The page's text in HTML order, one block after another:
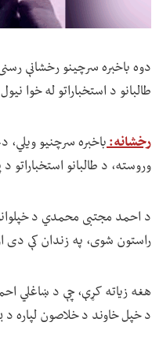
دوه باخبره سرچینو رخشانې
طالبانو د استخباراتو له
رخشانه:
وروسته، د طالبانو
د احمد مجتبی محمدي د
راستون شوی، په زندان کې دی
هغه زیاته کړې، چې د ښاغلي
د خپل خاوند د خلاصون لپاره